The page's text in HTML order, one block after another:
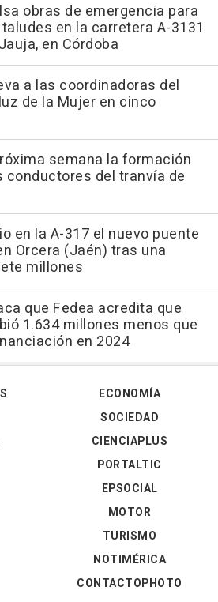
obras de emergencia para
en la carretera A-3131
en Córdoba
a las coordinadoras del
de la Mujer en cinco
semana la formación
conductores del tranvía de
en la A-317 el nuevo puente
Orcera (Jaén) tras una
millones
que Fedea acredita que
1.634 millones menos que
en 2024
ECONOMÍA
SOCIEDAD
CIENCIAPLUS
PORTALTIC
EPSOCIAL
MOTOR
TURISMO
NOTIMÉRICA
CONTACTOPHOTO